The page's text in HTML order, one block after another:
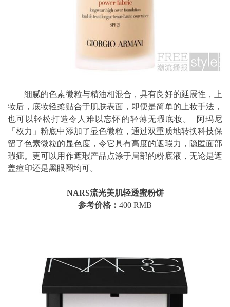
细腻的色素微粒与精油相混合，具有良好的延展性，上
妆后，底妆轻柔贴合于肌肤表面，即便是简单的上妆手法，
也可以轻松打造令人难以忘怀的轻薄无瑕底妆。 阿玛尼
「权力」粉底中添加了显色微粒，通过双重质地转换科技保
留了色素微粒的显色度，令它具有高度的遮瑕力，隐匿面部
瑕疵。更可以用作遮瑕产品点涂于局部的粉底液，无论是遮
盖痘印还是黑眼圈均可。
NARS流光美肌轻透蜜粉饼
参考价格： 400 RMB